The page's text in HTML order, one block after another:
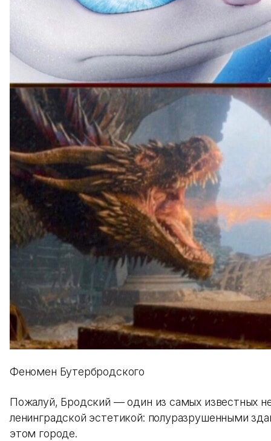
Феномен Бутербродского
Пожалуй, Бродский — один из самых известных
ленинградской эстетикой: полуразрушенными
этом городе.